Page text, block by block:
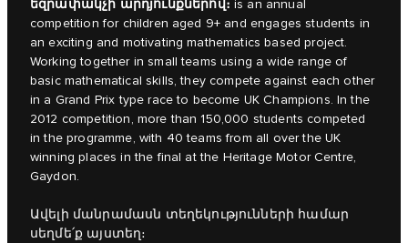
եզրափակչի արդյունքներով։ is an annual
competition for children aged 9+ and engages students in
an exciting and motivating mathematics based project.
Working together in small teams using a wide range of
basic mathematical skills, they compete against each other
in a Grand Prix type race to become UK Champions. In the
2012 competition, more than 150,000 students competed
in the programme, with 40 teams from all over the UK
winning places in the final at the Heritage Motor Centre,
Gaydon.
Ավելի մանրամասն տեղեկությունների համար
սեղմե՛ք այստեղ։